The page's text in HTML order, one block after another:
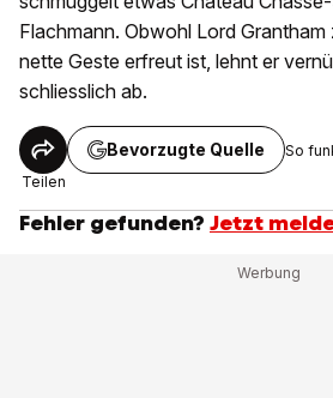
Flachmann. Obwohl Lord
nette Geste erfreut ist, lehnt er
schliesslich ab.
Teilen
Bevorzugte Quelle So
Fehler gefunden? Jetzt